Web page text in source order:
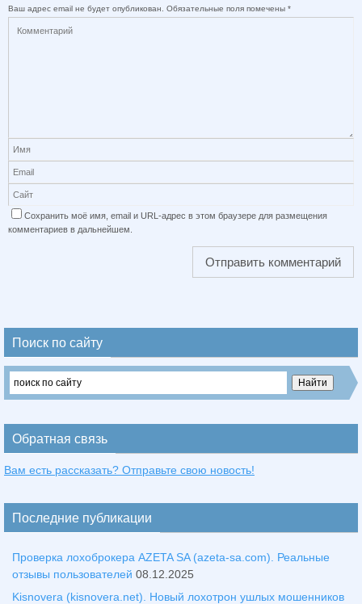
Ваш адрес email не будет опубликован. Обязательные поля помечены *
Сохранить моё имя, email и URL-адрес в этом браузере для размещения
комментариев в дальнейшем.
Поиск по сайту
Обратная связь
Вам есть рассказать? Отправьте свою новость!
Последние публикации
Проверка лохоброкера AZETA SA (azeta-sa.com). Реальные
отзывы пользователей 08.12.2025
Kisnovera (kisnovera.net). Новый лохотрон ушлых мошенников